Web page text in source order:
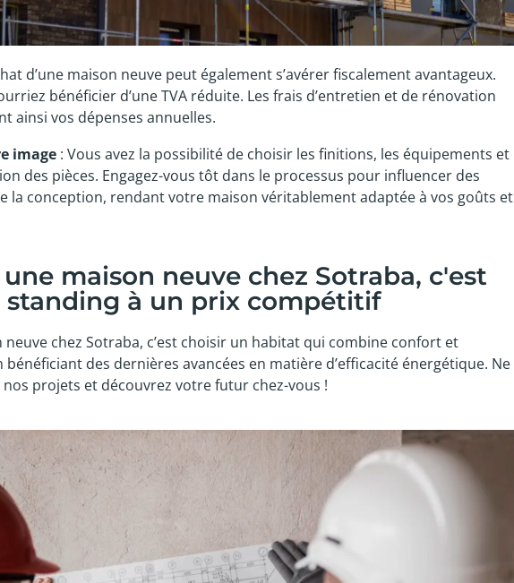
d’une maison neuve peut également s’avérer fiscalement avantageux.
bénéficier d’une TVA réduite. Les frais d’entretien et de rénovation
ainsi vos dépenses annuelles.
image : Vous avez la possibilité de choisir les finitions, les équipements et
des pièces. Engagez-vous tôt dans le processus pour influencer des
la conception, rendant votre maison véritablement adaptée à vos goûts et
maison neuve chez Sotraba, c'est
à un prix compétitif
chez Sotraba, c’est choisir un habitat qui combine confort et
des dernières avancées en matière d’efficacité énergétique. Ne
projets et découvrez votre futur chez-vous !